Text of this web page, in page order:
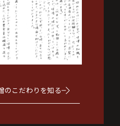
のこだわりを知る